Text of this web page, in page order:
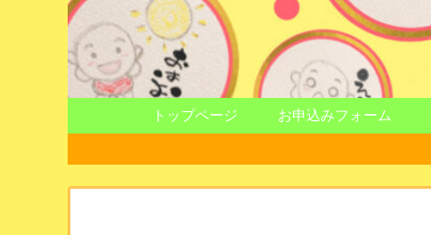
トップページ お申込みフォーム